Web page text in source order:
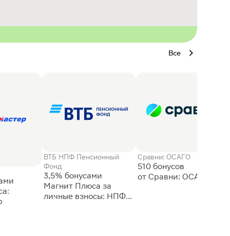
Все
ВТБ НПФ Пенсионный
Фонд
3,5% бонусами
Магнит Плюса за
личные взносы: НПФ
Сравни: ОСАГО
510 бонусов